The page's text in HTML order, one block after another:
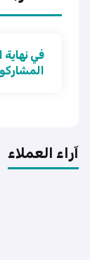
في نهاية
آراء العملاء